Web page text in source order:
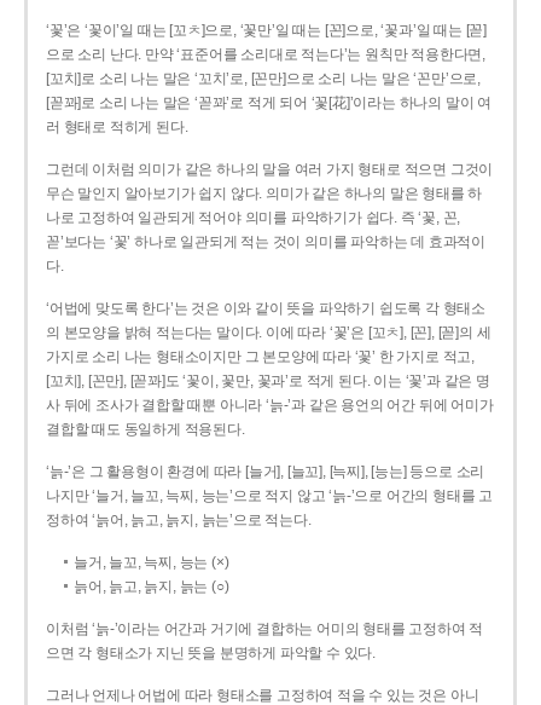
‘꽃’은 ‘꽃이’일 때는 [꼬ㅊ]으로, ‘꽃만’일 때는 [꼰]으로, ‘꽃과’일 때는 [꼳]
으로 소리 난다. 만약 ‘표준어를 소리대로 적는다’는 원칙만 적용한다면,
[꼬치]로 소리 나는 말은 ‘꼬치’로, [꼰만]으로 소리 나는 말은 ‘꼰만’으로,
[꼳꽈]로 소리 나는 말은 ‘꼳꽈’로 적게 되어 ‘꽃[花]’이라는 하나의 말이 여
러 형태로 적히게 된다.
그런데 이처럼 의미가 같은 하나의 말을 여러 가지 형태로 적으면 그것이
무슨 말인지 알아보기가 쉽지 않다. 의미가 같은 하나의 말은 형태를 하
나로 고정하여 일관되게 적어야 의미를 파악하기가 쉽다. 즉 ‘꽃, 꼰,
꼳’보다는 ‘꽃’ 하나로 일관되게 적는 것이 의미를 파악하는 데 효과적이
다.
‘어법에 맞도록 한다’는 것은 이와 같이 뜻을 파악하기 쉽도록 각 형태소
의 본모양을 밝혀 적는다는 말이다. 이에 따라 ‘꽃’은 [꼬ㅊ], [꼰], [꼳]의 세
가지로 소리 나는 형태소이지만 그 본모양에 따라 ‘꽃’ 한 가지로 적고,
[꼬치], [꼰만], [꼳꽈]도 ‘꽃이, 꽃만, 꽃과’로 적게 된다. 이는 ‘꽃’과 같은 명
사 뒤에 조사가 결합할 때뿐 아니라 ‘늙-’과 같은 용언의 어간 뒤에 어미가
결합할 때도 동일하게 적용된다.
‘늙-’은 그 활용형이 환경에 따라 [늘거], [늘꼬], [늑찌], [능는] 등으로 소리
나지만 ‘늘거, 늘꼬, 늑찌, 능는’으로 적지 않고 ‘늙-’으로 어간의 형태를 고
정하여 ‘늙어, 늙고, 늙지, 늙는’으로 적는다.
늘거, 늘꼬, 늑찌, 능는 (×)
늙어, 늙고, 늙지, 늙는 (○)
이처럼 ‘늙-­’이라는 어간과 거기에 결합하는 어미의 형태를 고정하여 적
으면 각 형태소가 지닌 뜻을 분명하게 파악할 수 있다.
그러나 언제나 어법에 따라 형태소를 고정하여 적을 수 있는 것은 아니